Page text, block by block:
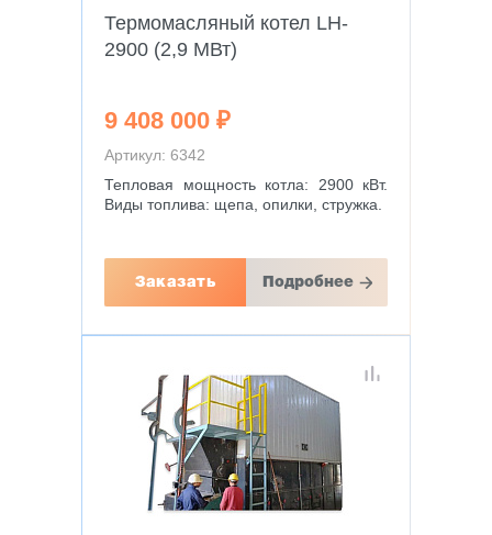
Термомасляный котел LH-
2900 (2,9 МВт)
9 408 000 ₽
Артикул: 6342
Тепловая мощность котла: 2900 кВт.
Виды топлива: щепа, опилки, стружка.
Заказать Подробнее